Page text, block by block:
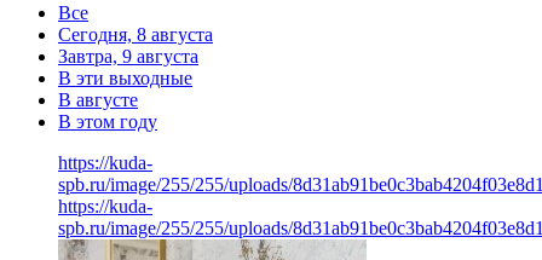
Все
Сегодня, 8 августа
Завтра, 9 августа
В эти выходные
В августе
В этом году
https://kuda-
spb.ru/image/255/255/uploads/
https://kuda-
spb.ru/image/255/255/uploads/